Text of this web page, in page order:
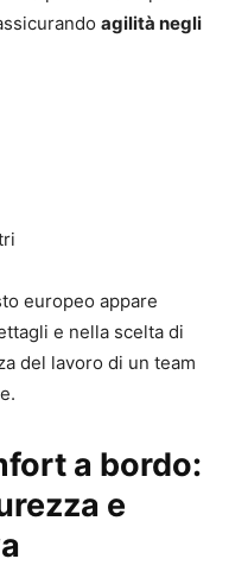
agilità negli
europeo appare
e nella scelta di
del lavoro di un team
a bordo:
e